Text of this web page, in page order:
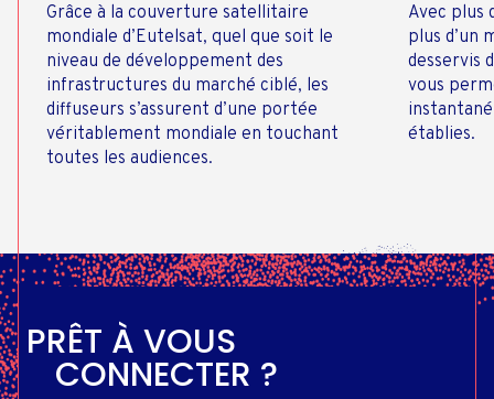
Grâce à la couverture satellitaire
mondiale d’Eutelsat, quel que soit le
niveau de développement des
infrastructures du marché ciblé, les
diffuseurs s’assurent d’une portée
véritablement mondiale en touchant
toutes les audiences.
Avec plus
plus d’un
desservis
vous
établies.
PRÊT À VOUS
CONNECTER ?